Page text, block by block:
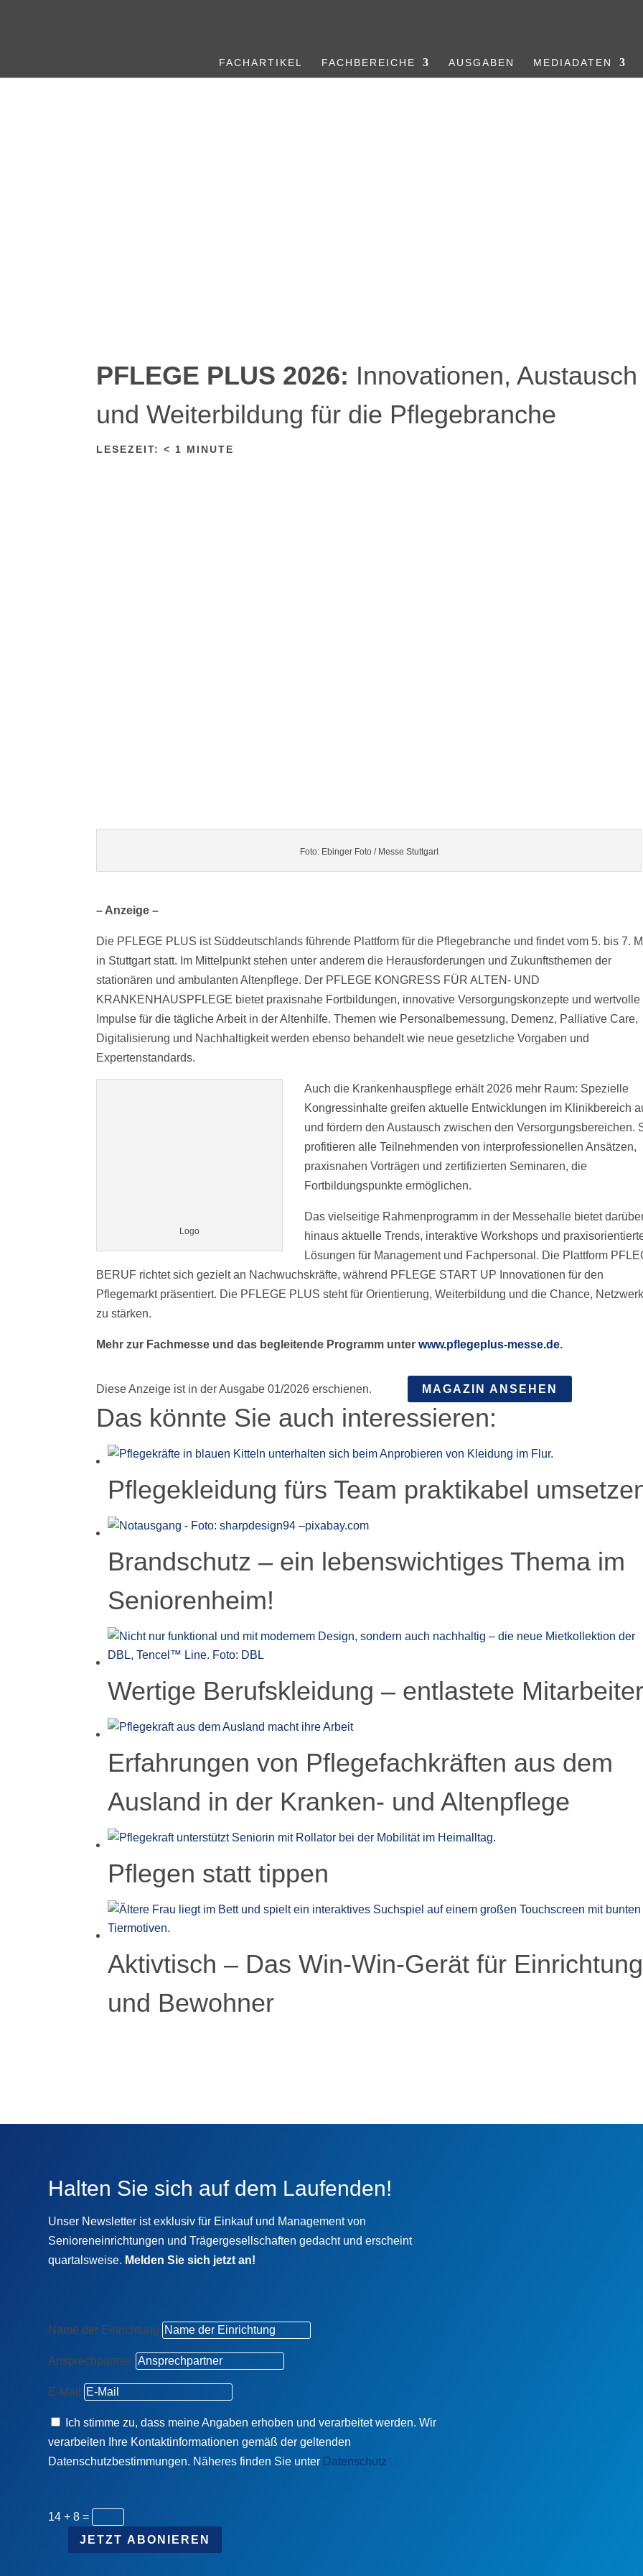
FACHARTIKEL FACHBEREICHE AUSGABEN MEDIADATEN
PFLEGE PLUS 2026: Innovationen, Austausch
und Weiterbildung für die Pflegebranche
LESEZEIT: < 1 MINUTE
Foto: Ebinger Foto / Messe Stuttgart
– Anzeige –
Die PFLEGE PLUS ist Süddeutschlands führende Plattform für die Pflegebranche und findet vom 5. bis 7.
in Stuttgart statt. Im Mittelpunkt stehen unter anderem die Herausforderungen und Zukunftsthemen der
stationären und ambulanten Altenpflege. Der PFLEGE KONGRESS FÜR ALTEN- UND
KRANKENHAUSPFLEGE bietet praxisnahe Fortbildungen, innovative Versorgungskonzepte und wertvolle
Impulse für die tägliche Arbeit in der Altenhilfe. Themen wie Personalbemessung, Demenz, Palliative Care,
Digitalisierung und Nachhaltigkeit werden ebenso behandelt wie neue gesetzliche Vorgaben und
Expertenstandards.
Logo
Auch die Krankenhauspflege erhält 2026 mehr Raum: Spezielle
Kongressinhalte greifen aktuelle Entwicklungen im Klinikbereich
und fördern den Austausch zwischen den Versorgungsbereichen.
profitieren alle Teilnehmenden von interprofessionellen Ansätzen,
praxisnahen Vorträgen und zertifizierten Seminaren, die
Fortbildungspunkte ermöglichen.
Das vielseitige Rahmenprogramm in der Messehalle bietet
hinaus aktuelle Trends, interaktive Workshops und
Lösungen für Management und Fachpersonal. Die Plattform
BERUF richtet sich gezielt an Nachwuchskräfte, während PFLEGE START UP Innovationen für den
Pflegemarkt präsentiert. Die PFLEGE PLUS steht für Orientierung, Weiterbildung und die Chance,
zu stärken.
Mehr zur Fachmesse und das begleitende Programm unterwww.pflegeplus-messe.de.
Diese Anzeige ist in der Ausgabe 01/2026 erschienen. MAGAZIN ANSEHEN
Das könnte Sie auch interessieren:
Pflegekleidung fürs Team praktikabel
Brandschutz – ein lebenswichtiges Thema im
Seniorenheim!
Wertige Berufskleidung – entlastete
Erfahrungen von Pflegefachkräften aus dem
Ausland in der Kranken- und Altenpflege
Pflegen statt tippen
Aktivtisch – Das Win-Win-Gerät für Einrichtung
und Bewohner
Halten Sie sich auf dem Laufenden!
Unser Newsletter ist exklusiv für Einkauf und Management von
Senioreneinrichtungen und Trägergesellschaften gedacht und erscheint
quartalsweise. Melden Sie sich jetzt an!
Name der Einrichtung
Ansprechpartner
E-Mail
Ich stimme zu, dass meine Angaben erhoben und verarbeitet werden. Wir
verarbeiten Ihre Kontaktinformationen gemäß der geltenden
Datenschutzbestimmungen. Näheres finden Sie unter Datenschutz
14 + 8 =
JETZT ABONIEREN